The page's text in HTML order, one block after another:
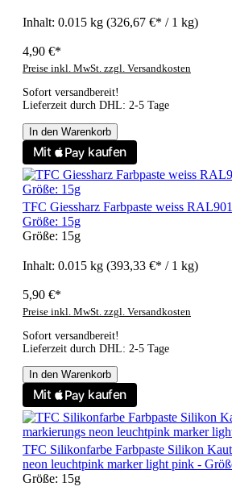
Inhalt: 0.015 kg (326,67 €* / 1 kg)
4,90 €*
Preise inkl. MwSt. zzgl. Versandkosten
Sofort versandbereit!
Lieferzeit durch DHL: 2-5 Tage
In den Warenkorb
TFC Giessharz Farbpaste weiss
Größe: 15g
Größe: 15g
Inhalt: 0.015 kg (393,33 €* / 1 kg)
5,90 €*
Preise inkl. MwSt. zzgl. Versandkosten
Sofort versandbereit!
Lieferzeit durch DHL: 2-5 Tage
In den Warenkorb
TFC Silikonfarbe Farbpaste Silikon
neon leuchtpink marker light pink -
Größe: 15g